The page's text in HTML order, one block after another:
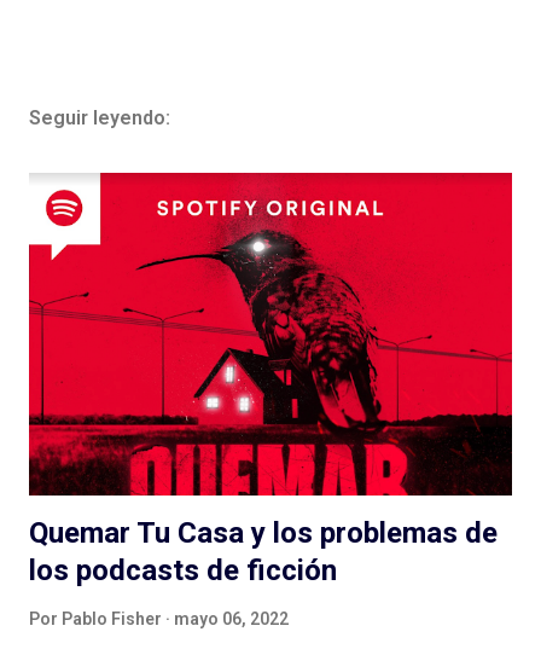
Seguir leyendo:
Quemar Tu Casa y los problemas de
los podcasts de ficción
Por Pablo Fisher mayo 06, 2022